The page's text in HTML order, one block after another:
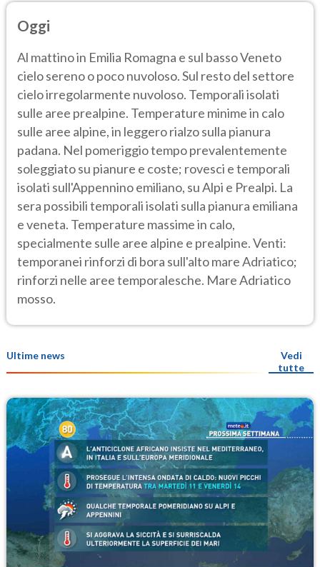
Oggi
Al mattino in Emilia Romagna e sul basso Veneto
cielo sereno o poco nuvoloso. Sul resto del settore
cielo irregolarmente nuvoloso. Temporali isolati
sulle aree prealpine. Temperature minime in calo
sulle aree alpine, in leggero rialzo sulla pianura
padana. Nel pomeriggio tempo prevalentemente
soleggiato su pianure e coste; rovesci e temporali
isolati sull'Appennino emiliano, su Alpi e Prealpi. La
sera possibili temporali isolati sulla pianura emiliana
e veneta. Temperature massime in calo,
specialmente sulle aree alpine e prealpine. Venti:
temporanei rinforzi di bora sull'alto mare Adriatico;
rinforzi nelle aree temporalesche. Mare Adriatico
mosso.
Ultime news
Vedi
tutte